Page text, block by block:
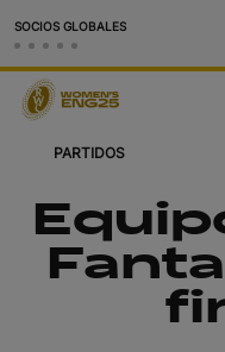
SOCIOS GLOBALES
Partidos
Equipos
Ciudades y Estadios
Videos
PARTIDOS